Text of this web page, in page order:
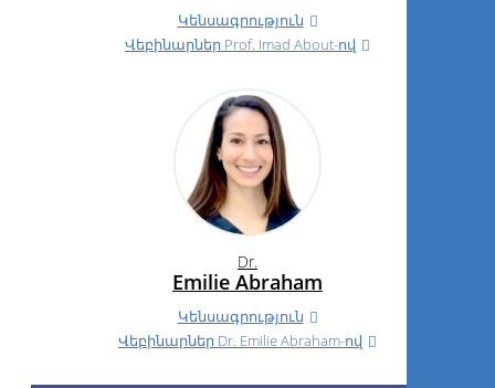
Կենսագրություն
Վեբինարներ Prof. Imad About-ով
Dr.
Emilie Abraham
Կենսագրություն
Վեբինարներ Dr. Emilie Abraham-ով